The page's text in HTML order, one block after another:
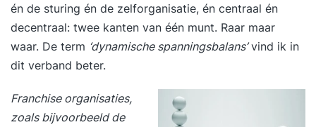
én de sturing én de zelforganisatie, én centraal én
decentraal: twee kanten van één munt. Raar maar
waar. De term ‘dynamische spanningsbalans’vind ik in
dit verband beter.
Franchiseorganisaties,
zoals bijvoorbeeld de